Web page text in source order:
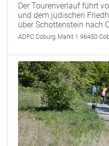
Der Tourenverlauf führt
und dem jüdischen
über Schottenstein nach
ADFC Coburg Markt 1 96450